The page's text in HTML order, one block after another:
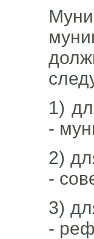
1)
-
2)
-
3)
-